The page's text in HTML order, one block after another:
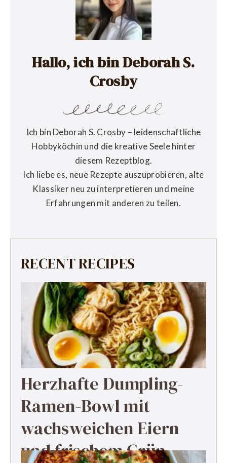
Hallo, ich bin Deborah S.
Crosby
Ich bin Deborah S. Crosby – leidenschaftliche
Hobbyköchin und die kreative Seele hinter
diesem Rezeptblog.
Ich liebe es, neue Rezepte auszuprobieren, alte
Klassiker neu zu interpretieren und meine
Erfahrungen mit anderen zu teilen.
RECENT RECIPES
Herzhafte Dumpling-
Ramen-Bowl mit
wachsweichen Eiern
und frischem Grün